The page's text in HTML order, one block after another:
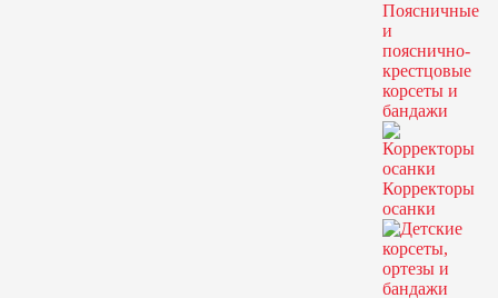
Поясничные
и
пояснично-
крестцовые
корсеты и
бандажи
Корректоры
осанки